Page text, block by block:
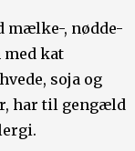
mælke-, nødde-
kat
soja og
har til gengæld